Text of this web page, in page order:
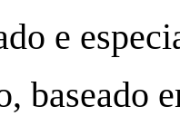
e
baseado